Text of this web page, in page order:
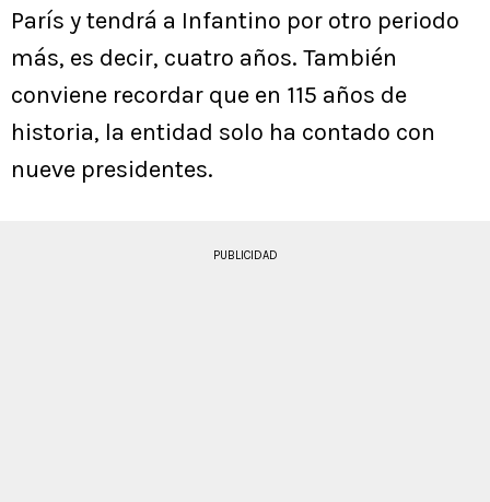
París y tendrá a Infantino por otro periodo
más, es decir, cuatro años. También
conviene recordar que en 115 años de
historia, la entidad solo ha contado con
nueve presidentes.
PUBLICIDAD